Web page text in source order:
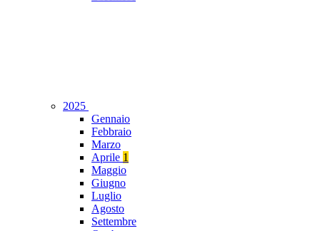
2025
Gennaio
Febbraio
Marzo
Aprile 1
Maggio
Giugno
Luglio
Agosto
Settembre